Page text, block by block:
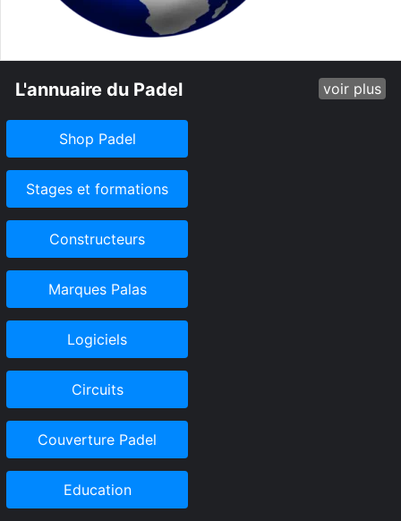
L'annuaire du Padel voir plus
Shop Padel
Stages et formations
Constructeurs
Marques Palas
Logiciels
Circuits
Couverture Padel
Education